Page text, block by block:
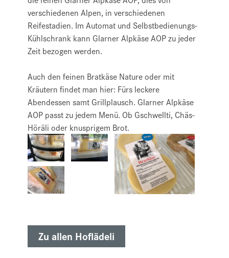
verschiedenen Alpen, in verschiedenen
Reifestadien. Im Automat und Selbstbedienungs-
Kühlschrank kann Glarner Alpkäse AOP zu jeder
Zeit bezogen werden.
Auch den feinen Bratkäse Nature oder mit
Kräutern findet man hier: Fürs leckere
Abendessen samt Grillplausch. Glarner Alpkäse
AOP passt zu jedem Menü. Ob Gschwellti, Chäs-
Höräli oder knusprigem Brot.
Zu allen Hoflädeli